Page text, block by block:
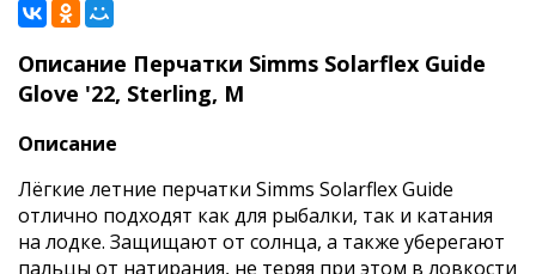
Описание Перчатки Simms Solarflex Guide
Glove '22, Sterling, M
Описание
Лёгкие летние перчатки Simms Solarflex Guide
отлично подходят как для рыбалки, так и катания
на лодке. Защищают от солнца, а также уберегают
пальцы от натирания, не теряя при этом в ловкости